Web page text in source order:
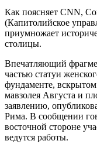
Как поясняет CNN,
(Капитолийское
приумножает
столицы.
Впечатляющий
частью статуи
фундаменте,
мавзолея Августа и
заявлению,
Рима. В сообщении
восточной стороне
ведутся работы.